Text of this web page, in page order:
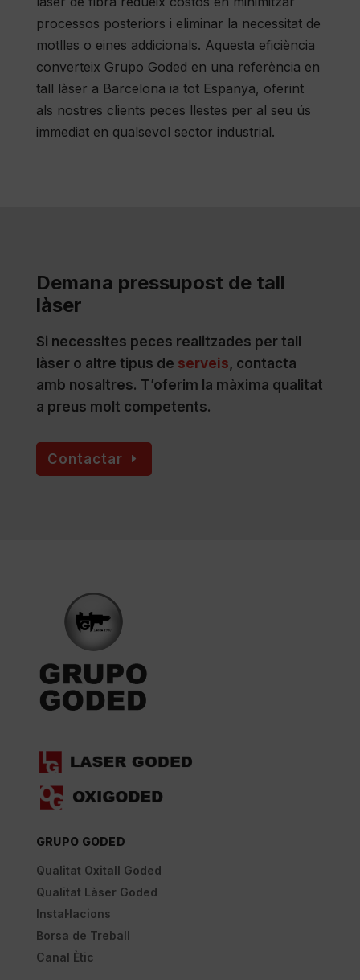
processos posteriors i eliminar la necessitat de
motlles o eines addicionals. Aquesta eficiència
converteix Grupo Goded en una referència en
tall làser a Barcelona ia tot Espanya, oferint
als nostres clients peces llestes per al seu ús
immediat en qualsevol sector industrial.
Demana pressupost de tall
làser
Si necessites peces realitzades per tall
làser o altre tipus de serveis , contacta
amb nosaltres. T’oferim la màxima qualitat
a preus molt competents.
Contactar
GRUPO GODED
Qualitat Oxitall Goded
Qualitat Làser Goded
Instal·lacions
Borsa de Treball
Canal Ètic